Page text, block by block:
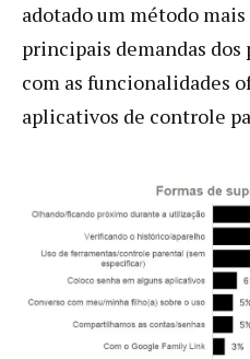
adotado um método mais
principais demandas
com as funcionalidades
aplicativos de controle